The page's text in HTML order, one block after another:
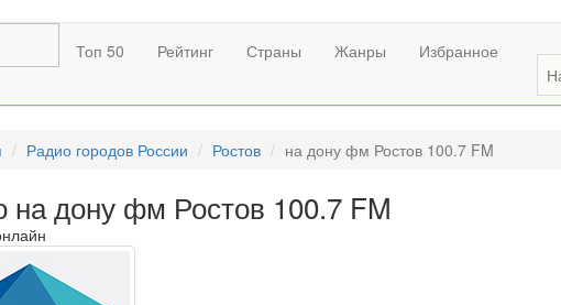
Топ 50 Рейтинг Страны Жанры Избранное
Радио городов России Ростов на дону фм Ростов 100.7 FM
на дону фм Ростов 100.7 FM